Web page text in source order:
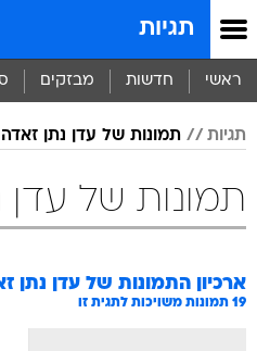
תגיות
ראשי חדשות מבזקים
תגיות תמונות של עדן נתן זאדה
תמונות של עדן
ארכיון התמונות של עדן נתן
19 תמונות משויכות לתגית זו